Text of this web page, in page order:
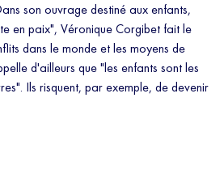
son ouvrage destiné aux enfants,
en paix", Véronique Corgibet fait le
dans le monde et les moyens de
d'ailleurs que "les enfants sont les
Ils risquent, par exemple, de devenir
politique de confidentialité. Vous pouvez
avec le bouton de désinscription qui
reçu.